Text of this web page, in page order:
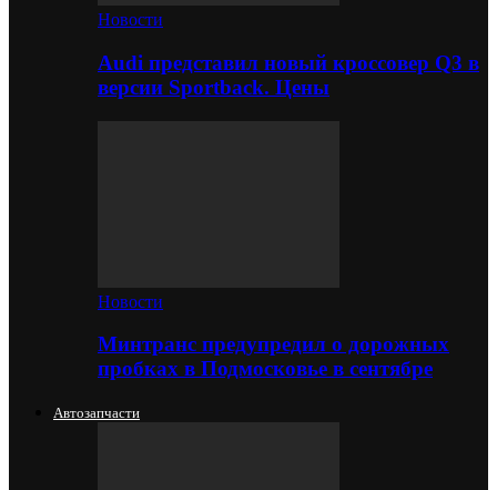
Новости
Audi представил новый кроссовер Q3 в
версии Sportback. Цены
Новости
Минтранс предупредил о дорожных
пробках в Подмосковье в сентябре
Автозапчасти